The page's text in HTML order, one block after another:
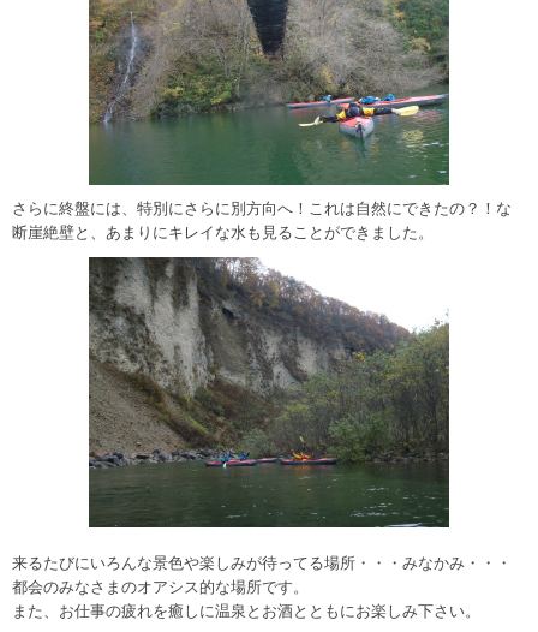
さらに終盤には、特別にさらに別方向へ！これは自然にできたの？！な
断崖絶壁と、あまりにキレイな水も見ることができました。
来るたびにいろんな景色や楽しみが待ってる場所・・・みなかみ・・・
都会のみなさまのオアシス的な場所です。
また、お仕事の疲れを癒しに温泉とお酒とともにお楽しみ下さい。